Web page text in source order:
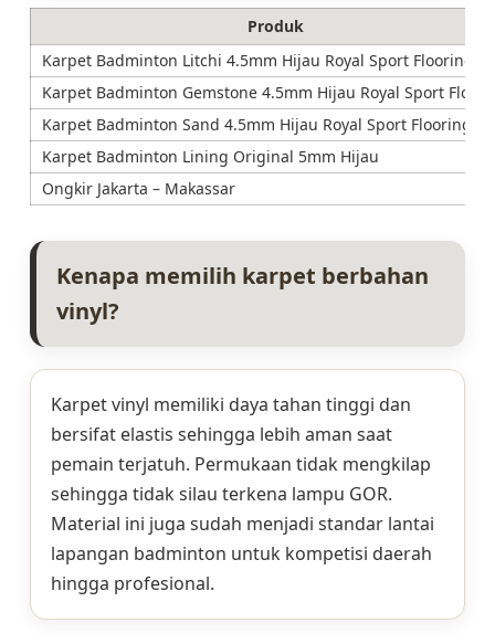
Produk
Karpet Badminton Litchi 4.5mm Hijau Royal Sport Flooring
Karpet Badminton Gemstone 4.5mm Hijau Royal Sport
Karpet Badminton Sand 4.5mm Hijau Royal Sport Flooring
Karpet Badminton Lining Original 5mm Hijau
Ongkir Jakarta – Makassar
Kenapa memilih karpet berbahan
vinyl?
Karpet vinyl memiliki daya tahan tinggi dan
bersifat elastis sehingga lebih aman saat
pemain terjatuh. Permukaan tidak mengkilap
sehingga tidak silau terkena lampu GOR.
Material ini juga sudah menjadi standar lantai
lapangan badminton untuk kompetisi daerah
hingga profesional.